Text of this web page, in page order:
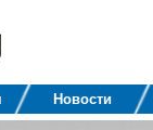
Новости